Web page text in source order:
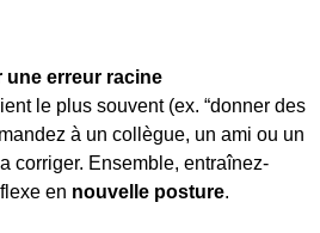
une erreur racine
le plus souvent (ex. “donner des
à un collègue, un ami ou un
corriger. Ensemble, entraînez-
en nouvelle posture.